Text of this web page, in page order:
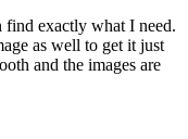
find exactly what I need.
as well to get it just
and the images are